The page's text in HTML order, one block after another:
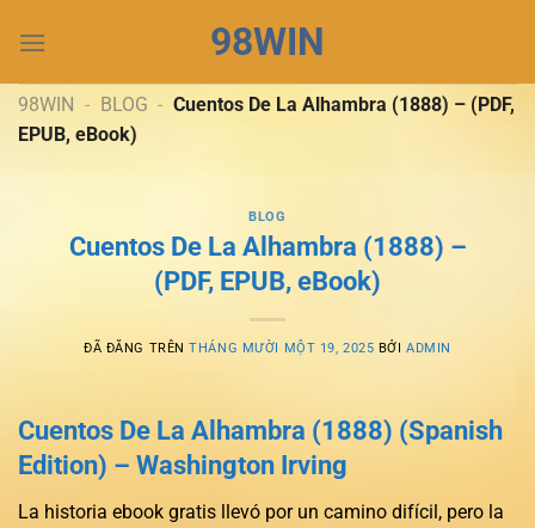
đến
dung
98WIN
98WIN - BLOG - Cuentos De La Alhambra (1888) – (PDF,
EPUB, eBook)
BLOG
Cuentos De La Alhambra (1888) –
(PDF, EPUB, eBook)
ĐÃ ĐĂNG TRÊNTHÁNG MƯỜI MỘT 19, 2025 BỞIADMIN
Cuentos De La Alhambra (1888) (Spanish
Edition) – Washington Irving
La historia ebook gratis llevó por un camino difícil, pero la